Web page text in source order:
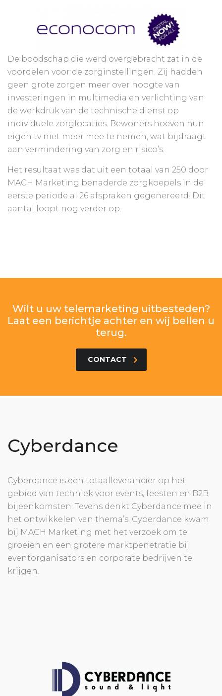
De boodschap die werd overgebracht zat in de
voordelen voor de zorginstellingen. Zij hadden
geen grote zorgen meer over hoogte van
investeringen in multimedia en verlichting van
de werkdruk van de technische dienst op
individuele zorglocaties. Bewoners hoeven hun
eigen tv niet meer mee te nemen, wat bijdraagt
aan vermindering van zorg en risico’s.
Het resultaat was dat uit een totaal van 250 door
MACH Marketing benaderde zorgkoepels in de
eerste periode al 26 afspraken gegenereerd. Dit
aantal loopt nog verder op.
Wilt u uw telemarketing uitbesteden?
Laat een berichtje achter en wij bellen u
terug.
CONTACT
Cyberdance
Cyberdance is een totaalleverancier op het
gebied van techniek voor events, feesten en B2B
bijeenkomsten. Tevens denkt Cyberdance mee in
het ontwikkelen van thema’s. Cyberdance kwam
bij MACH Marketing met het verzoek om te
groeien en een grotere marktpenetratie bij
eventorganisators en corporate bedrijven te
krijgen.